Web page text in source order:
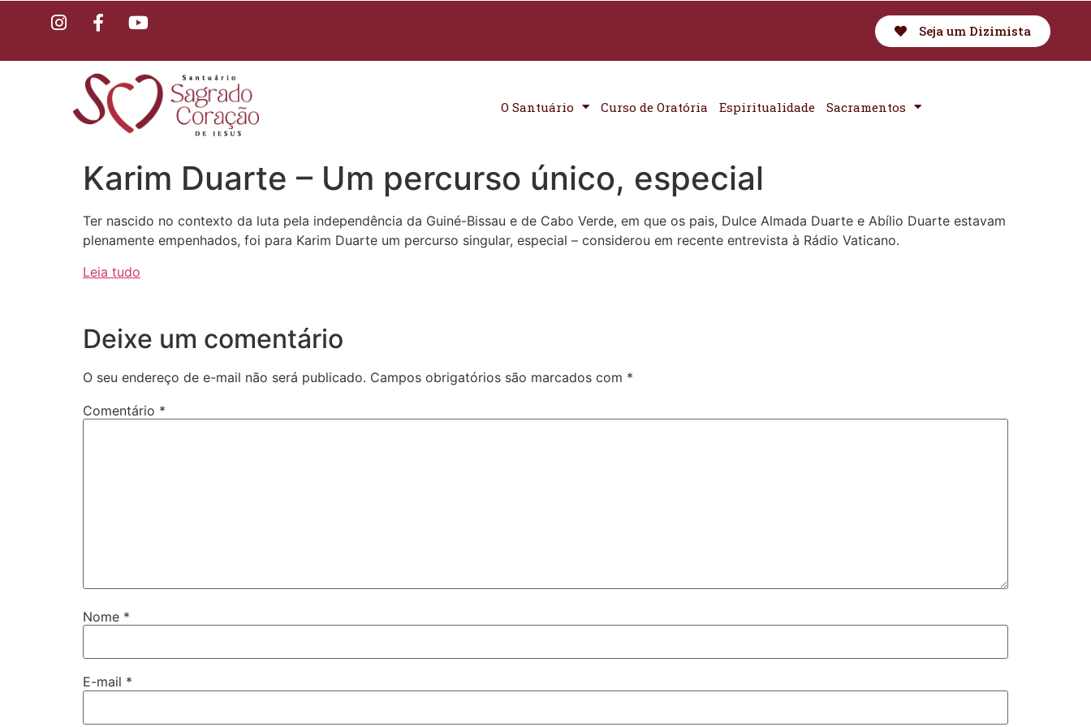
Seja um Dizimista
O Santuário Curso de Oratória Espiritualidade Sacramentos
Karim Duarte – Um percurso único, especial
Ter nascido no contexto da luta pela independência da Guiné-Bissau e de Cabo Verde, em que os pais, Dulce Almada Duarte e Abílio Duarte estavam
plenamente empenhados, foi para Karim Duarte um percurso singular, especial – considerou em recente entrevista à Rádio Vaticano.
Leia tudo
Deixe um comentário
O seu endereço de e-mail não será publicado. Campos obrigatórios são marcados com *
Comentário *
Nome *
E-mail *